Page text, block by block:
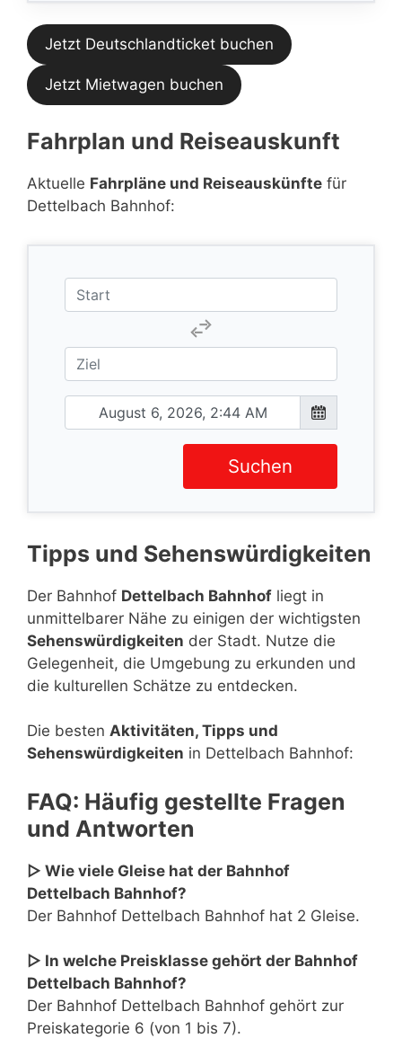
Jetzt Deutschlandticket buchen
Jetzt Mietwagen buchen
Fahrplan und Reiseauskunft
Aktuelle Fahrpläne und Reiseauskünfte für
Dettelbach Bahnhof:
Suchen
Tipps und Sehenswürdigkeiten
Der Bahnhof Dettelbach Bahnhof liegt in
unmittelbarer Nähe zu einigen der wichtigsten
Sehenswürdigkeiten der Stadt. Nutze die
Gelegenheit, die Umgebung zu erkunden und
die kulturellen Schätze zu entdecken.
Die besten Aktivitäten, Tipps und
Sehenswürdigkeiten in Dettelbach Bahnhof:
FAQ: Häufig gestellte Fragen
und Antworten
▷ Wie viele Gleise hat der Bahnhof
Dettelbach Bahnhof?
Der Bahnhof Dettelbach Bahnhof hat 2 Gleise.
▷ In welche Preisklasse gehört der Bahnhof
Dettelbach Bahnhof?
Der Bahnhof Dettelbach Bahnhof gehört zur
Preiskategorie 6 (von 1 bis 7).